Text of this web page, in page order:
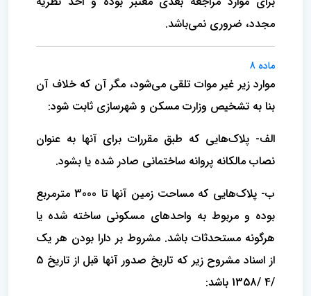
مجدد، ضروری نمی‌باشد.
ماده 8
موارد زیر غیر موات تلقی می‌شود، مگر آن که خلاف آن
بنا به تشخیص وزارت مسکن و شهرسازی ثابت شود:
الف- پلاک‌هایی که طبق مقررات برای آنها به عنوان
نصاب مالکانه پروانه ساختمانی صادر شده یا بشود.
ب- پلاک‌هایی که مساحت زمین آنها تا 3000 مترمربع
بوده و مربوط به واحدهای مسکونی ساخته شده یا
هرگونه مستحدثات باشد. مشروط بر دارا بودن هر یک
از اسناد مشروح زیر که تاریخ صدور آنها قبل از تاریخ 5
/4 /1358 باشد: